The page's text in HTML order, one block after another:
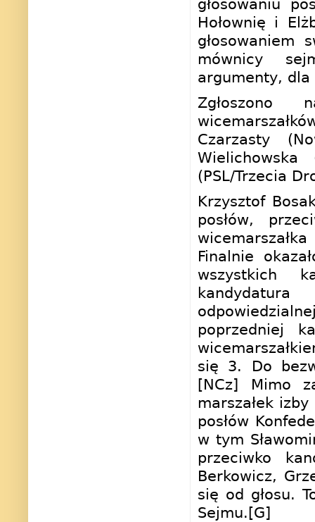
głosowaniu
Hołownię i
głosowaniem
mównicy
argumenty, dla
Zgłoszono
Czarzasty
(PSL/Trzecia
Krzysztof
posłów,
Finalnie
wszystkich
poprzedniej
się 3. Do
[NCz] Mimo
marszałek
posłów
w tym
przeciwko
Berkowicz,
się od głosu.
Sejmu.[G]